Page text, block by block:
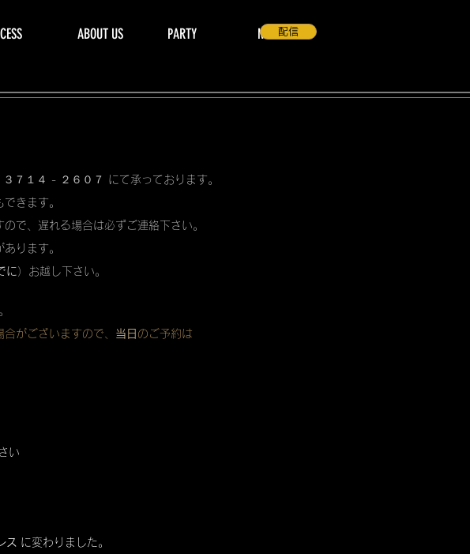
ABOUT US PARTY NEWS配信
７１４ - ２６０７ にて承っております。
きます。
で、遅れる場合は必ずご連絡下さい。
ります。
に）お越し下さい。
がございますので、 当日 のご予約は
い
ス に変わりました。